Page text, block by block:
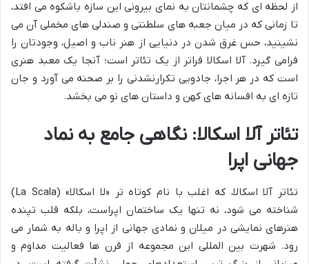
از لحظه ای که چشمانتان به نمای بیرونی این سازه باشکوه می افتد،
تا زمانی که در میان جعبه های سلطنتی و صندلی های مخملی آن می
نشینید، حس غرق شدن در دنیایی از هنر ناب و اصیل، وجودتان را
فرامی گیرد. آلا اسکالا فراتر از یک تئاتر است؛ آنجا یک معبد هنری
است که در هر اجرا، جادویی تکرارنشدنی را بر صحنه می آورد و جان
تازه ای به افسانه های کهن و داستان های نو می بخشد.
تئاتر آلا اسکالا: نگاهی جامع به نماد
جهانی اپرا
تئاتر آلا اسکالا، که اغلب با نام کوتاه تر «لا اسکالا» (La Scala)
شناخته می شود، نه تنها یک ساختمان اپراست، بلکه قلب تپنده
هنرهای نمایشی در میلان و نمادی جهانی از اپرا و باله به شمار می
رود. شهرت بین المللی این مجموعه از قرن ها فعالیت مداوم و